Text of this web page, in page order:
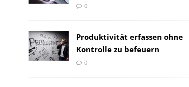
0
Produktivität erfassen ohne
Kontrolle zu befeuern
0